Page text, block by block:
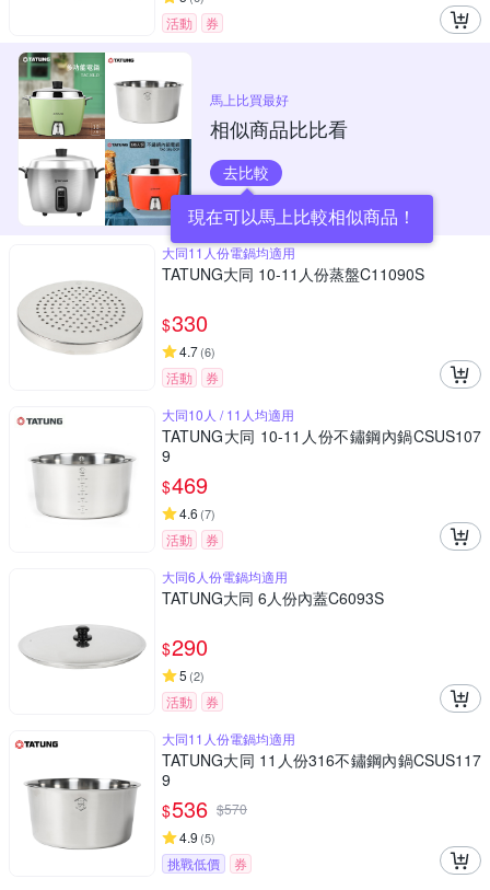
活動 券
馬上比買最好
相似商品比比看
去比較
現在可以馬上比較相似商品！
大同11人份電鍋均適用
TATUNG大同 10-11人份蒸盤C11090S
$330
4.7(6)
活動
券
大同10人 / 11人均適用
TATUNG大同 10-11人份不鏽鋼內鍋CSUS107
9
$469
4.6 (7)
活動
券
大同6人份電鍋均適用
TATUNG大同 6人份內蓋C6093S
$290
5 (2)
活動
券
大同11人份電鍋均適用
TATUNG大同 11人份316不鏽鋼內鍋CSUS117
9
$536 $570
4.9 (5)
挑戰低價
券